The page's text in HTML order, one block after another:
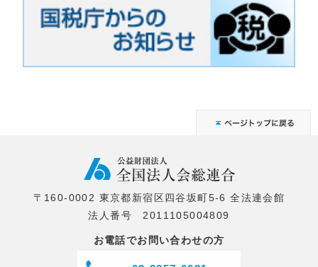
〒160-0002 東京都新宿区四谷坂町5-6 全法連会館
法人番号 2011105004809
お電話でお問い合わせの方